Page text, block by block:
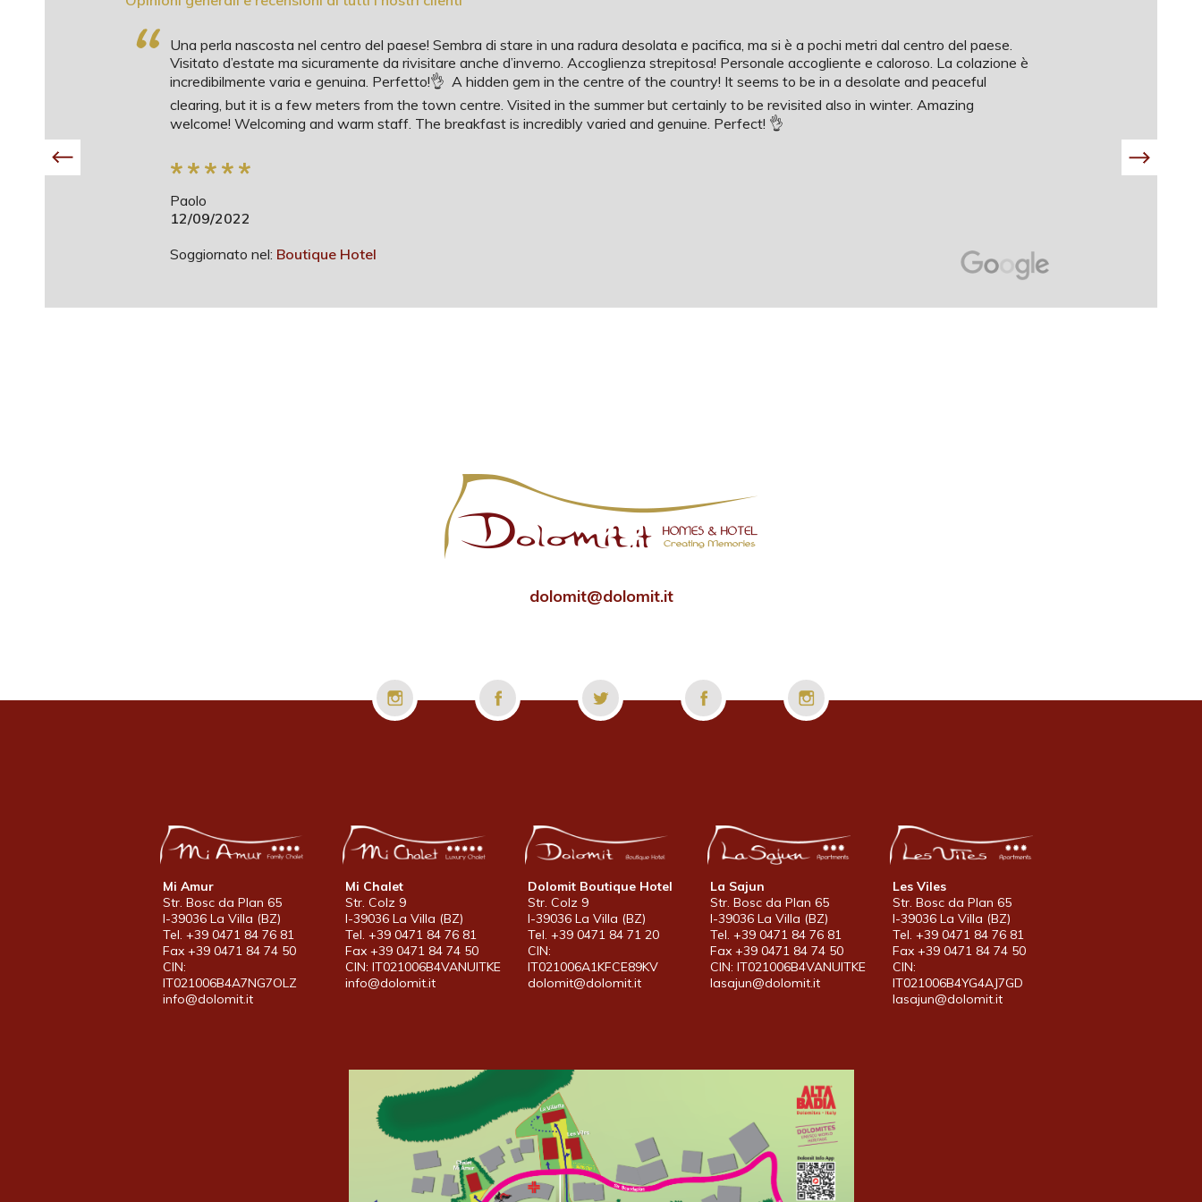
“
Una perla nascosta nel centro del paese! Sembra di stare in una radura desolata e pacifica, ma si è a pochi metri dal centro del paese.
Visitato d’estate ma sicuramente da rivisitare anche d’inverno. Accoglienza strepitosa! Personale accogliente e caloroso. La colazione è
incredibilmente varia e genuina. Perfetto!👌 A hidden gem in the centre of the country! It seems to be in a desolate and peaceful
clearing, but it is a few meters from the town centre. Visited in the summer but certainly to be revisited also in winter. Amazing
welcome! Welcoming and warm staff. The breakfast is incredibly varied and genuine. Perfect! 👌
*****
Paolo
12/09/2022
Soggiornato nel: Boutique Hotel
dolomit@dolomit.it
Mi Amur
Str. Bosc da Plan 65
I-39036 La Villa (BZ)
Tel. +39 0471 84 76 81
Fax +39 0471 84 74 50
CIN:
IT021006B4A7NG7OLZ
info@dolomit.it
Mi Chalet
Str. Colz 9
I-39036 La Villa (BZ)
Tel. +39 0471 84 76 81
Fax +39 0471 84 74 50
CIN: IT021006B4VANUITKE
info@dolomit.it
Dolomit Boutique Hotel
Str. Colz 9
I-39036 La Villa (BZ)
Tel. +39 0471 84 71 20
CIN:
IT021006A1KFCE89KV
dolomit@dolomit.it
La Sajun
Str. Bosc da Plan 65
I-39036 La Villa (BZ)
Tel. +39 0471 84 76 81
Fax +39 0471 84 74 50
CIN: IT021006B4VANUITKE
lasajun@dolomit.it
Les Viles
Str. Bosc da Plan 65
I-39036 La Villa (BZ)
Tel. +39 0471 84 76 81
Fax +39 0471 84 74 50
CIN:
IT021006B4YG4AJ7GD
lasajun@dolomit.it